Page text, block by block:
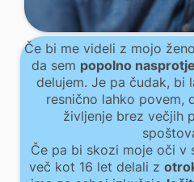
Če bi me videli z mojo
da sem popolno nasprotje
delujem. Je pa čudak, bi
resnično lahko povem,
življenje brez večjih
Če pa bi skozi moje oči v
več kot 16 let delali z